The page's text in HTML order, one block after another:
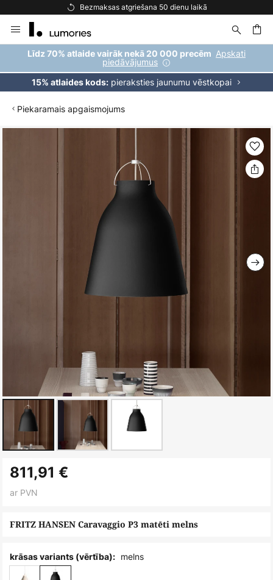
Bezmaksas atgriešana 50 dienu laikā
to
Content
Līdz 70% atlaide vairāk nekā 20 000 precēm Apskati
piedāvājumus
15% atlaides kods:pieraksties jaunumu vēstkopai
Piekaramais apgaismojums
uz
galerijas
FRITZ HANSEN Caravaggio P3 matēti melns
811,91 €
ar PVN
krāsas variants (vērtība): melns